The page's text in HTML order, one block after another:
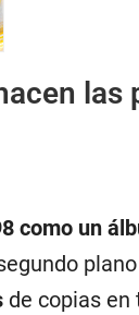
las
como un
plano
de copias en